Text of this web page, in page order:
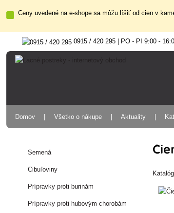
Ceny uvedené na e-shope sa môžu líšiť od cien v
0915 / 420 295 | PO - PI 9:00 -
Domov Všetko o nákupe Aktuality
Semená
Cibuľoviny
Prípravky proti burinám
Prípravky proti hubovým chorobám